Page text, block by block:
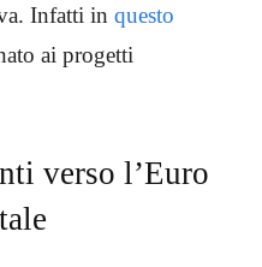
Infatti in questo
ai progetti
verso l’Euro